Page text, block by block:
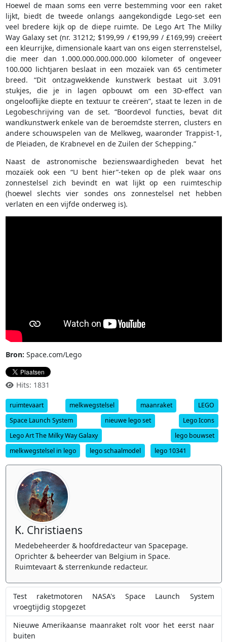
Hoewel de maan soms een verre bestemming voor een raket
lijkt, biedt de tweede onlangs aangekondigde Lego-set een
veel bredere kijk op de diepe ruimte. De Lego Art The Milky
Way Galaxy set (nr. 31212; $199,99 / €199,99 / £169,99) creëert
een kleurrijke, dimensionale kaart van ons eigen sterrenstelsel,
die meer dan 1.000.000.000.000.000 kilometer of ongeveer
100.000 lichtjaren beslaat in een mozaïek van 65 centimeter
breed. “Dit ontzagwekkende kunstwerk bestaat uit 3.091
stukjes, die je in lagen opbouwt om een 3D-effect van
ongelooflijke diepte en textuur te creëren”, staat te lezen in de
Legobeschrijving van de set. “Boordevol functies, bevat dit
wandkunstwerk enkele van de beroemdste sterren, clusters en
andere schouwspelen van de Melkweg, waaronder Trappist-1,
de Pleiaden, de Krabnevel en de Zuilen der Schepping.”
Naast de astronomische bezienswaardigheden bevat het
mozaïek ook een “U bent hier”-teken op de plek waar ons
zonnestelsel zich bevindt en wat lijkt op een ruimteschip
(hoewel slechts vier sondes ons zonnestelsel net hebben
verlaten en een vijfde onderweg is).
Bron: Space.com/Lego
Hits: 1831
ruimtevaart melkwegstelsel maanraket
LEGO
Space Launch System
nieuwe lego set
Lego Icons
Lego Art The Milky Way Galaxy
lego bouwset
melkwegstelsel in lego
lego schaalmodel lego 10341
K. Christiaens
Medebeheerder & hoofdredacteur van Spacepage.
Oprichter & beheerder van Belgium in Space.
Ruimtevaart & sterrenkunde redacteur.
Test raketmotoren NASA's Space Launch System
vroegtijdig stopgezet
Nieuwe Amerikaanse maanraket rolt voor het eerst naar
buiten